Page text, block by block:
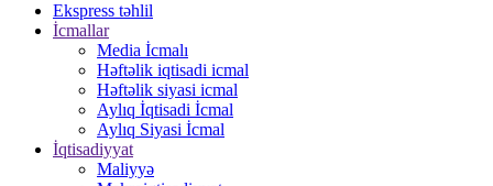
Ekspress təhlil
İcmallar
Media İcmalı
Həftəlik iqtisadi icmal
Həftəlik siyasi icmal
Aylıq İqtisadi İcmal
Aylıq Siyasi İcmal
İqtisadiyyat
Maliyyə